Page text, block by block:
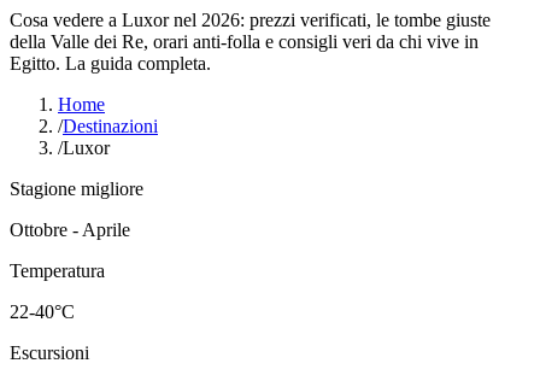
Cosa vedere a Luxor nel 2026: prezzi verificati, le tombe giuste
della Valle dei Re, orari anti-folla e consigli veri da chi vive in
Egitto. La guida completa.
Home
/Destinazioni
/Luxor
Stagione migliore
Ottobre - Aprile
Temperatura
22-40°C
Escursioni